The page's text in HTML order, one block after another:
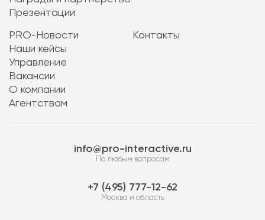
Презентации
PRO-Новости
Наши кейсы
Управление
Вакансии
О компании
Агентствам
Контакты
info@pro-interactive.ru
По любым вопросам
7 (495) 777-12-62
Москва и область